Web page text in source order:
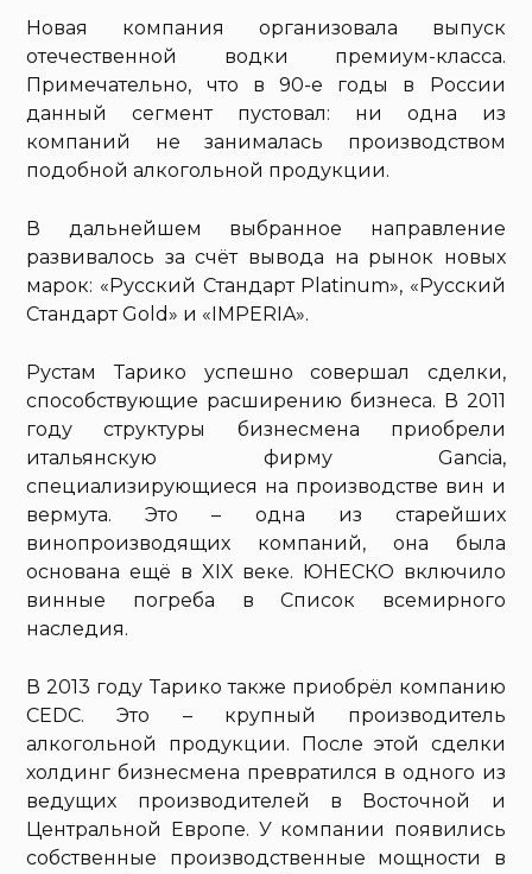
Новая компания организовала выпуск
отечественной водки премиум-класса.
Примечательно, что в 90-е годы в России
данный сегмент пустовал: ни одна из
компаний не занималась производством
подобной алкогольной продукции.
В дальнейшем выбранное направление
развивалось за счёт вывода на рынок новых
марок: «Русский Стандарт Platinum», «Русский
Стандарт Gold» и «IMPERIA».
Рустам Тарико успешно совершал сделки,
способствующие расширению бизнеса. В 2011
году структуры бизнесмена приобрели
итальянскую фирму Gancia,
специализирующиеся на производстве вин и
вермута. Это – одна из старейших
винопроизводящих компаний, она была
основана ещё в XIX веке. ЮНЕСКО включило
винные погреба в Список всемирного
наследия.
В 2013 году Тарико также приобрёл компанию
CEDC. Это – крупный производитель
алкогольной продукции. После этой сделки
холдинг бизнесмена превратился в одного из
ведущих производителей в Восточной и
Центральной Европе. У компании появились
собственные производственные мощности в